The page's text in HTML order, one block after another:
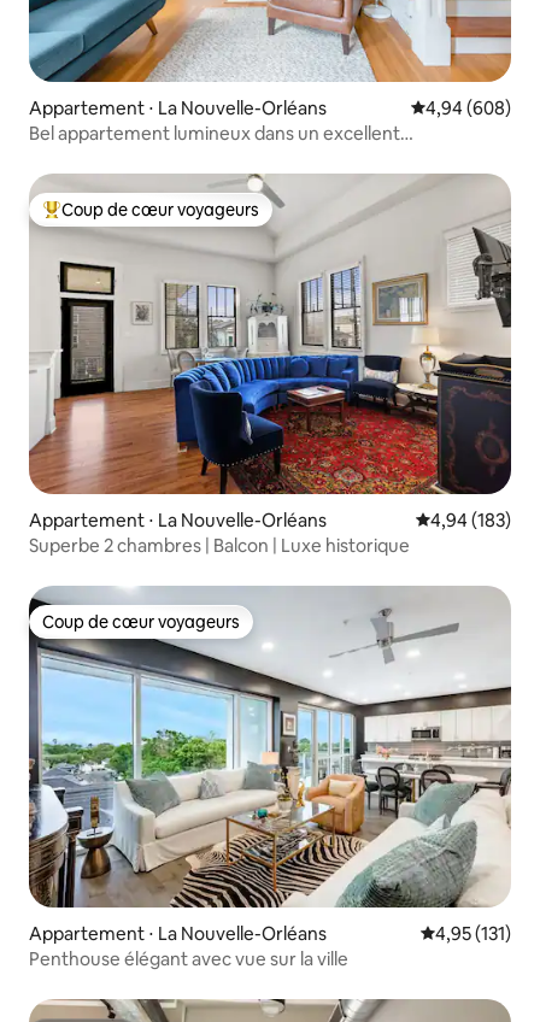
Appartement ⋅ La Nouvelle-Orléans Évaluation
4,94 (608)
Bel appartement lumineux dans un excellent
Coups de cœur voyageurs les plus appréciés
Coup de cœur voyageurs
Appartement ⋅ La Nouvelle-Orléans Évaluation
4,94 (183)
Superbe 2 chambres | Balcon | Luxe historique
Coup de cœur voyageurs
Coup de cœur voyageurs
Appartement ⋅ La Nouvelle-Orléans Évaluation
4,95 (131)
Penthouse élégant avec vue sur la ville